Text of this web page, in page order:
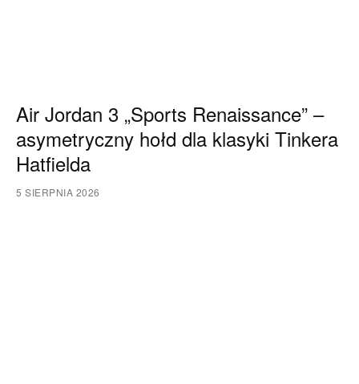
Air Jordan 3 „Sports Renaissance” –
asymetryczny hołd dla klasyki Tinkera
Hatfielda
5 SIERPNIA 2026